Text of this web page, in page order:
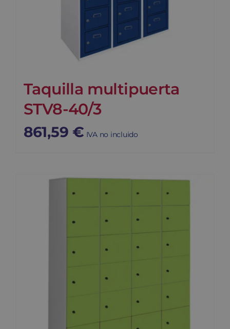
Taquilla multipuerta
STV8-40/3
861,59 € IVA no incluido